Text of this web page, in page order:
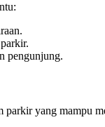
pengunjung.
parkir yang mampu